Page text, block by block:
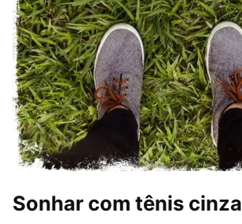
Sonhar com tênis cinza